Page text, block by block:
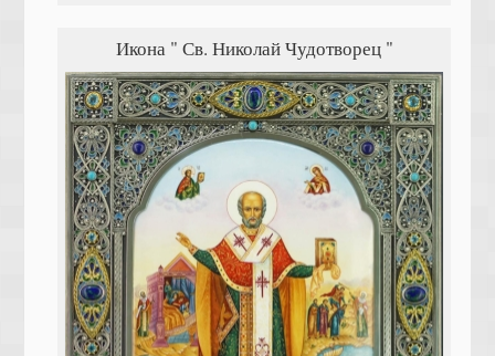
Икона " Св. Николай Чудотворец "